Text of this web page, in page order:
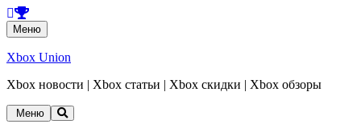
Меню Перейти
к
содержанию
Xbox Union
Xbox новости | Xbox статьи | Xbox скидки | Xbox обзоры
Меню
Перейти